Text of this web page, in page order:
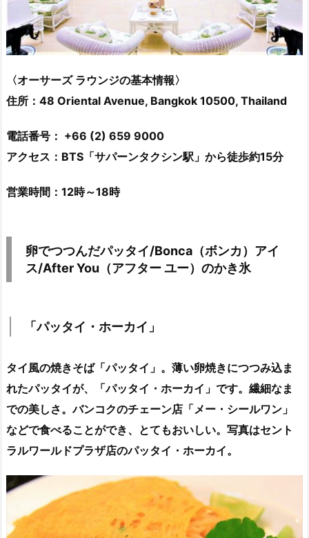
〈オーサーズ ラウンジの基本情報〉
住所：48 Oriental Avenue, Bangkok 10500, Thailand
電話番号： +66 (2) 659 9000
アクセス：BTS「サパーンタクシン駅」から徒歩約15分
営業時間：12時～18時
卵でつつんだパッタイ/Bonca（ボンカ）アイ
ス/After You（アフター ユー）のかき氷
「パッタイ・ホーカイ」
タイ風の焼きそば「パッタイ」。薄い卵焼きにつつみ込ま
れたパッタイが、「パッタイ・ホーカイ」です。繊細なま
での美しさ。バンコクのチェーン店「メー・シールワン」
などで食べることができ、とてもおいしい。写真はセント
ラルワールドプラザ店のパッタイ・ホーカイ。